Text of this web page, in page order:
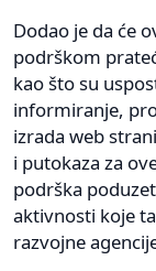
Dodao je da će
podrškom
kao što su
informiranje,
izrada web
i putokaza za
podrška
aktivnosti koje
razvojne